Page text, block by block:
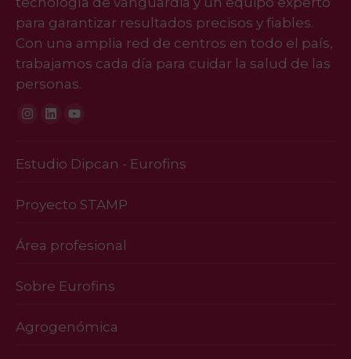
para garantizar resultados precisos y fiables.
Con una amplia red de centros en todo el país,
trabajamos cada día para cuidar la salud de las
personas.
Instagram
Linkedin
Youtube
Estudio Dipcan - Eurofins
Proyecto STAMP
Área profesional
Sobre Eurofins
Agrogenómica